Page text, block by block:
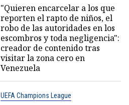
"Quieren encarcelar a los que
reporten el rapto de niños, el
robo de las autoridades en los
escombros y toda negligencia":
creador de contenido tras
visitar la zona cero en
Venezuela
UEFA Champions League